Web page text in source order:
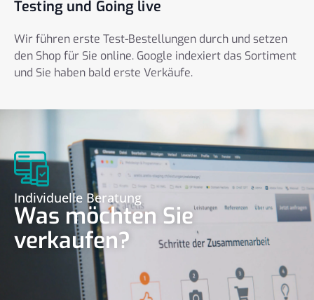
Testing und Going live
Wir führen erste Test-Bestellungen durch und setzen
den Shop für Sie online. Google indexiert das Sortiment
und Sie haben bald erste Verkäufe.
Individuelle Beratung
Was möchten Sie
verkaufen?